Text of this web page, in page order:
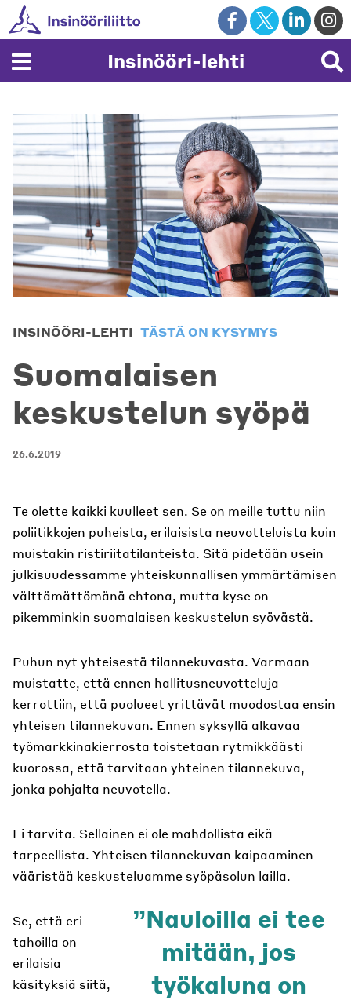
Skip
to
content
Insinööri-lehti
INSINÖÖRI-LEHTI TÄSTÄ ON KYSYMYS
Suomalaisen
keskustelun syöpä
26.6.2019
Te olette kaikki kuulleet sen. Se on meille tuttu niin
poliitikkojen puheista, erilaisista neuvotteluista kuin
muistakin ristiriitatilanteista. Sitä pidetään usein
julkisuudessamme yhteiskunnallisen ymmärtämisen
välttämättömänä ehtona, mutta kyse on
pikemminkin suomalaisen keskustelun syövästä.
Puhun nyt yhteisestä tilannekuvasta. Varmaan
muistatte, että ennen hallitusneuvotteluja
kerrottiin, että puolueet yrittävät muodostaa ensin
yhteisen tilannekuvan. Ennen syksyllä alkavaa
työmarkkinakierrosta toistetaan rytmikkäästi
kuorossa, että tarvitaan yhteinen tilannekuva,
jonka pohjalta neuvotella.
Ei tarvita. Sellainen ei ole mahdollista eikä
tarpeellista. Yhteisen tilannekuvan kaipaaminen
vääristää keskusteluamme syöpäsolun lailla.
Nauloilla ei tee
mitään, jos
työkaluna on
Se, että eri
tahoilla on
erilaisia
käsityksiä siitä,